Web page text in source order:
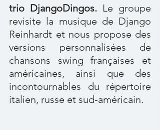
trio DjangoDingos. Le groupe
revisite la musique de Django
Reinhardt et nous propose des
versions personnalisées de
chansons swing françaises et
américaines, ainsi que des
incontournables du répertoire
italien, russe et sud-américain.